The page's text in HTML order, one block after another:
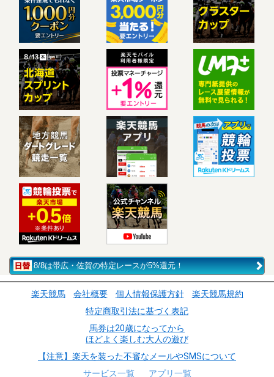
8/8は帯広・佐賀の特定レースが5%還元！
楽天競馬 会社概要 個人情報保護方針
楽天競馬規約
特定商取引法に基づく表記
馬券は20歳になってから
ほどよく楽しむ大人の遊び
【注意】楽天を装った不審なメールやSMSについて
サービス一覧
アプリ一覧